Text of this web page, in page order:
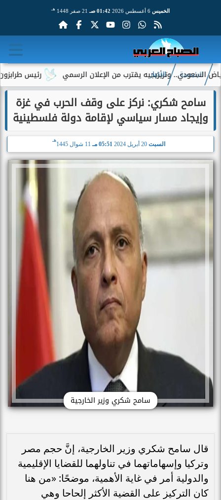
الخميس 01:42 صـ 21 صفر 1448 هـ
رئيس طرابزون سبور وتريزيجيه يقترب من الإعلان الرسمي
الرئيسية الأخبار
سامح شكري: نركز على وقف الحرب في غزة
وإيجاد مسار سياسي لإقامة دولة فلسطينية
السبت 20 أبريل 2024 05:51 مـ 11 شوال 1445
هـ
سامح شكري وزير الخارجية
قال سامح شكري وزير الخارجية، إنَّ حجم مصر
وتركيا وإسهاماتهما في تناولهما للقضايا الإقليمية
والدولية أمر في غاية الأهمية، موضحًا: «من هنا
كان التركيز على القضية الأكثر إلحاحا وهي